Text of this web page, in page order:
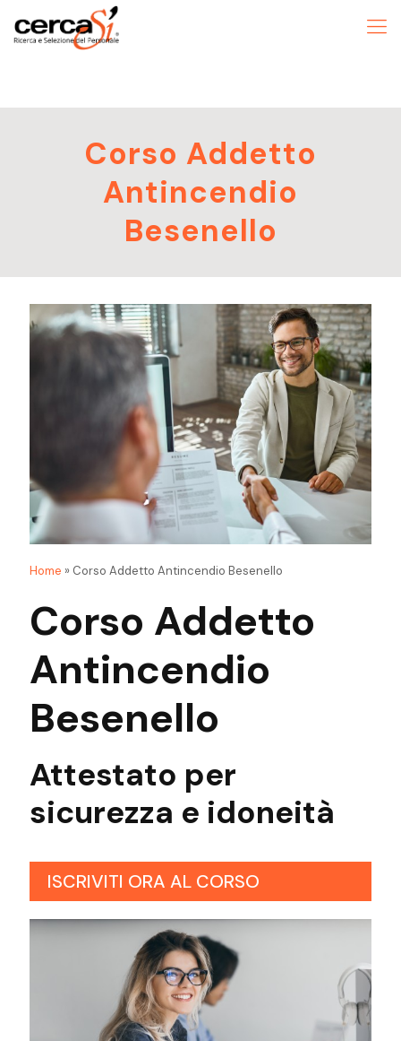
Corso Addetto
Antincendio
Besenello
Home » Corso Addetto Antincendio Besenello
Corso Addetto
Antincendio
Besenello
Attestato per
sicurezza e idoneità
ISCRIVITI ORA AL CORSO